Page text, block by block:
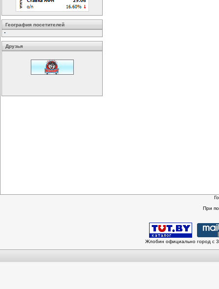
География посетителей
Друзья
При
Жлобин официально город с